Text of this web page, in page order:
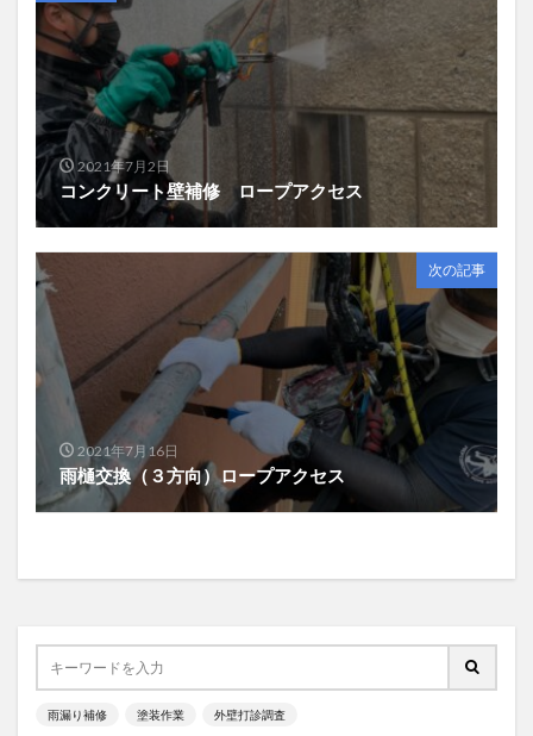
2021年7月2日
コンクリート壁補修 ロープアクセス
次の記事
2021年7月16日
雨樋交換（３方向）ロープアクセス
雨漏り補修 塗装作業 外壁打診調査